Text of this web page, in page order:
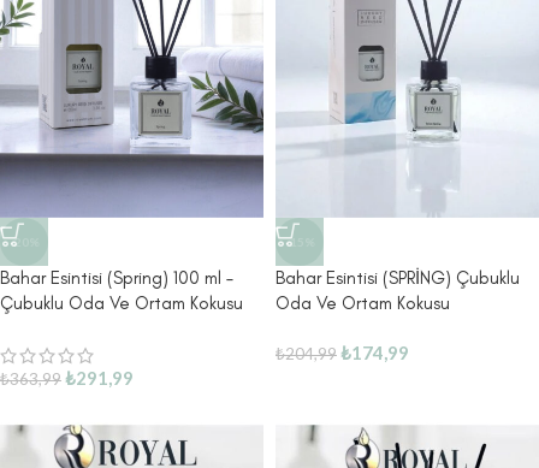
-20%
Bahar Esintisi (Spring) 100 ml –
Çubuklu Oda Ve Ortam Kokusu
₺363,99₺291,99
-15%
Bahar Esintisi (SPRİNG) Çubuklu
Oda Ve Ortam Kokusu
₺204,99₺174,99